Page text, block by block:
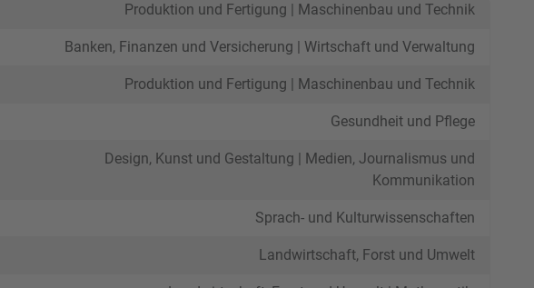
Produktion und Fertigung | Maschinenbau und Technik
Banken, Finanzen und Versicherung | Wirtschaft und Verwaltung
Produktion und Fertigung | Maschinenbau und Technik
Gesundheit und Pflege
Design, Kunst und Gestaltung | Medien, Journalismus und
Kommunikation
Sprach- und Kulturwissenschaften
Landwirtschaft, Forst und Umwelt